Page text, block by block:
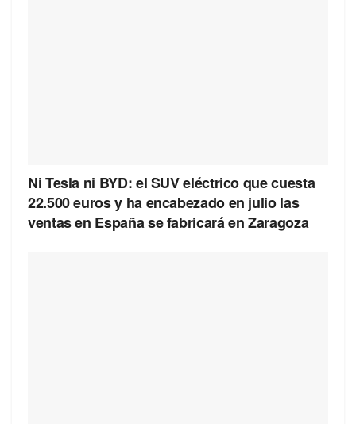
Ni Tesla ni BYD: el SUV eléctrico que cuesta
22.500 euros y ha encabezado en julio las
ventas en España se fabricará en Zaragoza